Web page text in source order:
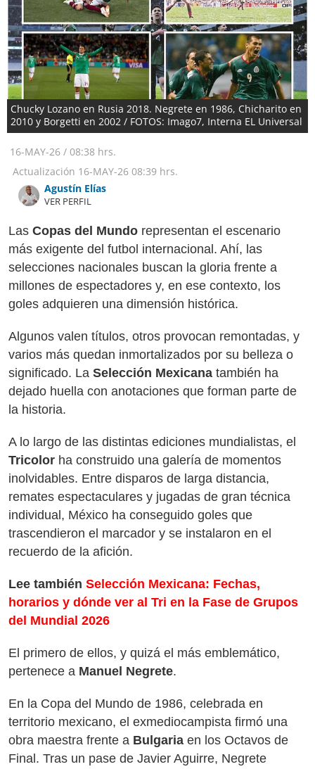
Chucky Lozano en Rusia 2018. Negrete en 1986, Chicharito en
2010 y Borgetti en 2002 / FOTOS: Imago7, Interna EL Universal
16-MAY-26 / 08:38 hrs.
Actualización 16-MAY-26 08:39 hrs.
Agustín Elías
VER PERFIL
Las Copas del Mundo representan el escenario
más exigente del futbol internacional. Ahí, las
selecciones nacionales buscan la gloria frente a
millones de espectadores y, en ese contexto, los
goles adquieren una dimensión histórica.
Algunos valen títulos, otros provocan remontadas, y
varios más quedan inmortalizados por su belleza o
significado. La Selección Mexicana también ha
dejado huella con anotaciones que forman parte de
la historia.
A lo largo de las distintas ediciones mundialistas, el
Tricolor ha construido una galería de momentos
inolvidables. Entre disparos de larga distancia,
remates espectaculares y jugadas de gran técnica
individual, México ha conseguido goles que
trascendieron el marcador y se instalaron en el
recuerdo de la afición.
Lee también Selección Mexicana: Fechas,
horarios y dónde ver al Tri en la Fase de Grupos
del Mundial 2026
El primero de ellos, y quizá el más emblemático,
pertenece a Manuel Negrete.
En la Copa del Mundo de 1986, celebrada en
territorio mexicano, el exmediocampista firmó una
obra maestra frente a Bulgaria en los Octavos de
Final. Tras un pase de Javier Aguirre, Negrete